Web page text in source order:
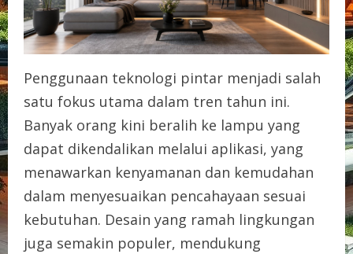
Penggunaan teknologi pintar menjadi salah
satu fokus utama dalam tren tahun ini.
Banyak orang kini beralih ke lampu yang
dapat dikendalikan melalui aplikasi, yang
menawarkan kenyamanan dan kemudahan
dalam menyesuaikan pencahayaan sesuai
kebutuhan. Desain yang ramah lingkungan
juga semakin populer, mendukung